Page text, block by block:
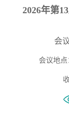
2026年第
会
会议地